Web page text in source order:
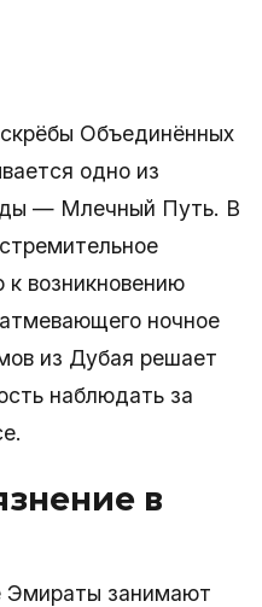
Объединённых
одно из
— Млечный Путь. В
к возникновению
ночное
из Дубая решает
наблюдать за
в
Эмираты занимают